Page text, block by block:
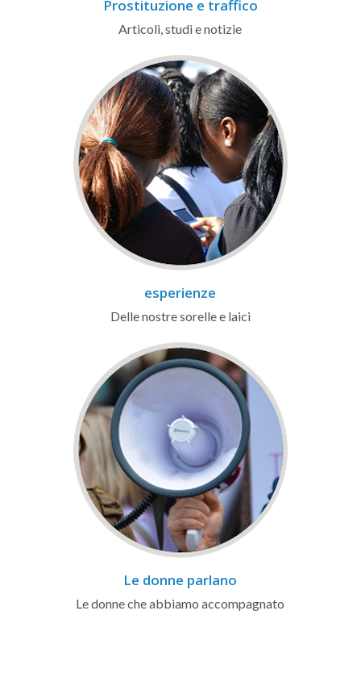
Prostituzione e traffico
Articoli, studi e notizie
esperienze
Delle nostre sorelle e laici
Le donne parlano
Le donne che abbiamo accompagnato